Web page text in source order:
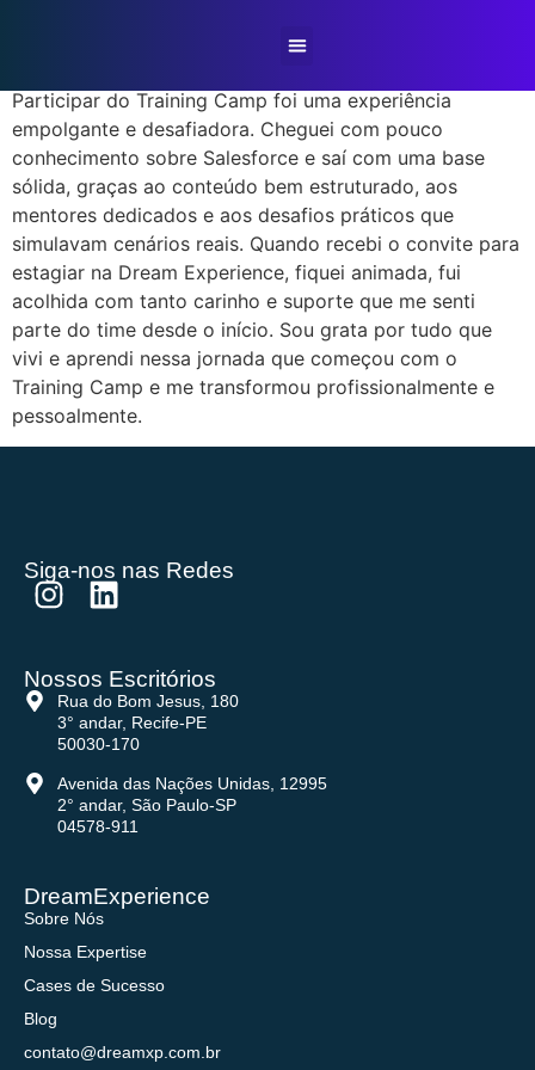
Beatriz Freitas
Participar do Training Camp foi uma experiência
empolgante e desafiadora. Cheguei com pouco
conhecimento sobre Salesforce e saí com uma base
sólida, graças ao conteúdo bem estruturado, aos
mentores dedicados e aos desafios práticos que
simulavam cenários reais. Quando recebi o convite para
estagiar na Dream Experience, fiquei animada, fui
acolhida com tanto carinho e suporte que me senti
parte do time desde o início. Sou grata por tudo que
vivi e aprendi nessa jornada que começou com o
Training Camp e me transformou profissionalmente e
pessoalmente.
Siga-nos nas Redes
Nossos Escritórios
Rua do Bom Jesus, 180
3° andar, Recife-PE
50030-170
Avenida das Nações Unidas, 12995
2° andar, São Paulo-SP
04578-911
DreamExperience
Sobre Nós
Nossa Expertise
Cases de Sucesso
Blog
contato@dreamxp.com.br